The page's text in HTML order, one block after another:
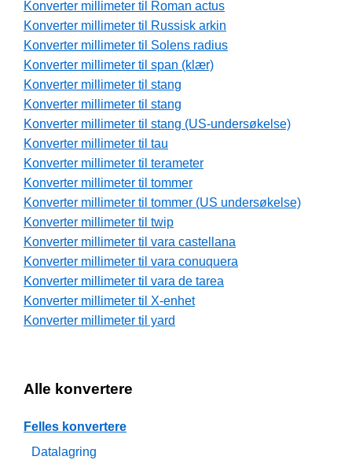
Konverter millimeter til Roman actus
Konverter millimeter til Russisk arkin
Konverter millimeter til Solens radius
Konverter millimeter til span (klær)
Konverter millimeter til stang
Konverter millimeter til stang
Konverter millimeter til stang (US-undersøkelse)
Konverter millimeter til tau
Konverter millimeter til terameter
Konverter millimeter til tommer
Konverter millimeter til tommer (US undersøkelse)
Konverter millimeter til twip
Konverter millimeter til vara castellana
Konverter millimeter til vara conuquera
Konverter millimeter til vara de tarea
Konverter millimeter til X-enhet
Konverter millimeter til yard
Alle konvertere
Felles konvertere
Datalagring